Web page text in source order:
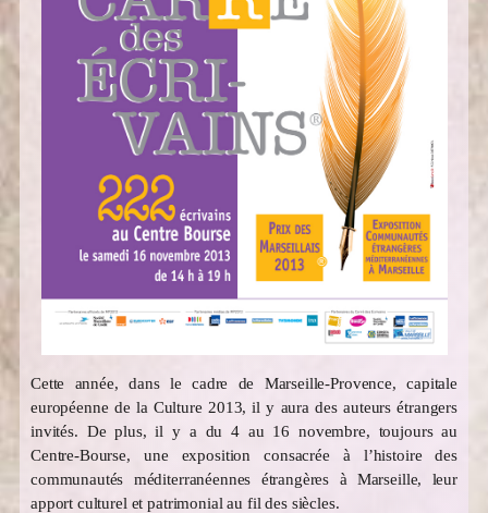
Cette année, dans le cadre de Marseille-Provence, capitale
européenne de la Culture 2013, il y aura des auteurs étrangers
invités. De plus, il y a du 4 au 16 novembre, toujours au
Centre-Bourse, une exposition consacrée à l’histoire des
communautés méditerranéennes étrangères à Marseille, leur
apport culturel et patrimonial au fil des siècles.